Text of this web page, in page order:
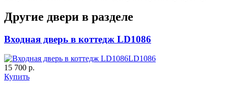
Другие двери в разделе
Входная дверь в коттедж LD1086
LD1086
15 700 р.
Купить